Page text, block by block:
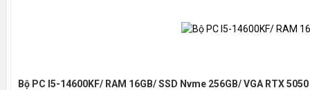
Bộ PC I5-14600KF/ RAM 16GB/ SSD Nvme 256GB/ VGA RTX 5050